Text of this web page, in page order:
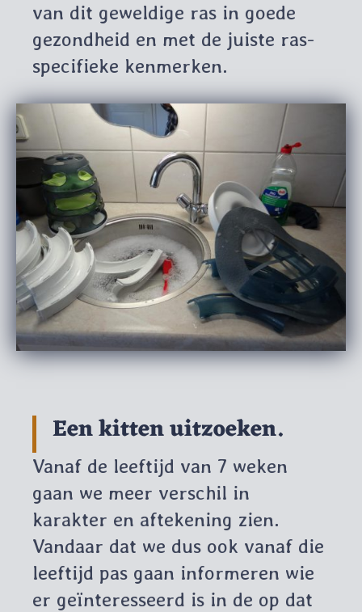
van dit geweldige ras in goede
gezondheid en met de juiste ras-
specifieke kenmerken.
Een kitten uitzoeken.
Vanaf de leeftijd van 7 weken
gaan we meer verschil in
karakter en aftekening zien.
Vandaar dat we dus ook vanaf die
leeftijd pas gaan informeren wie
er geïnteresseerd is in de op dat